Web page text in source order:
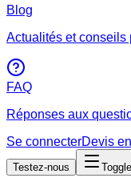
Blog
Actualités et conseils
FAQ
Réponses aux
Se connecterDevis
Testez-nous